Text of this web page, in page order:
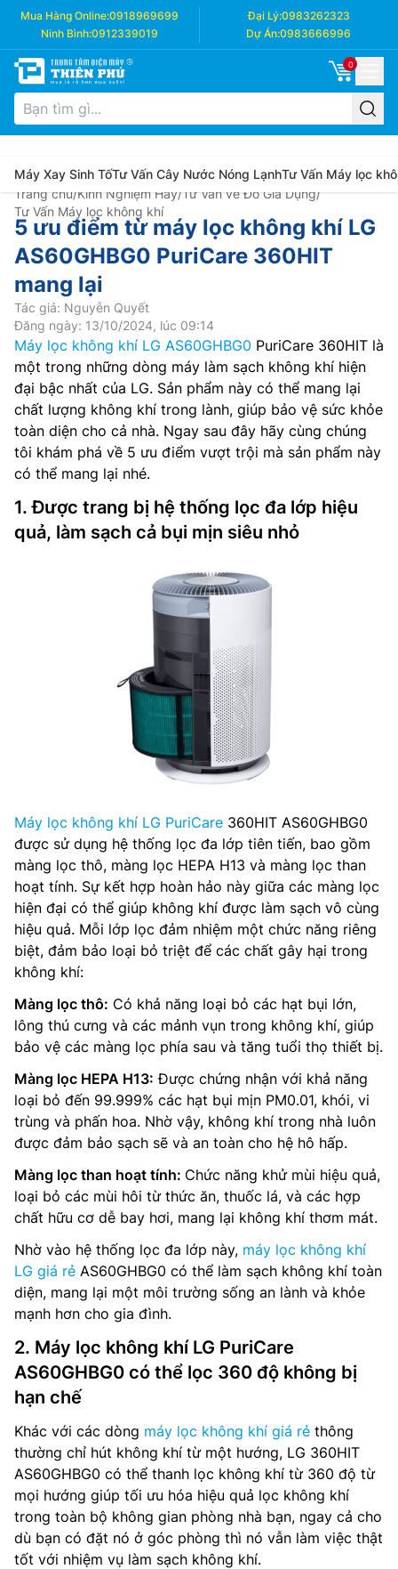
Mua Hàng Online:0918969699 Đại Lý:0983262323
Ninh Bình:0912339019 Dự Án:0983666996
0
Máy Xay Sinh TốTư Vấn Cây Nước Nóng LạnhTư Vấn Máy lọc
Trang chủ/Kinh Nghiệm Hay/Tư Vấn về Đồ Gia Dụng/
Tư Vấn Máy lọc không khí
5 ưu điểm từ máy lọc không khí LG
AS60GHBG0 PuriCare 360HIT
mang lại
Tác giả: Nguyễn Quyết
Đăng ngày: 13/10/2024, lúc 09:14
Máy lọc không khí LG AS60GHBG0 PuriCare 360HIT là
một trong những dòng máy làm sạch không khí hiện
đại bậc nhất của LG. Sản phẩm này có thể mang lại
chất lượng không khí trong lành, giúp bảo vệ sức khỏe
toàn diện cho cả nhà. Ngay sau đây hãy cùng chúng
tôi khám phá về 5 ưu điểm vượt trội mà sản phẩm này
có thể mang lại nhé.
1. Được trang bị hệ thống lọc đa lớp hiệu
quả, làm sạch cả bụi mịn siêu nhỏ
Máy lọc không khí LG PuriCare 360HIT AS60GHBG0
được sử dụng hệ thống lọc đa lớp tiên tiến, bao gồm
màng lọc thô, màng lọc HEPA H13 và màng lọc than
hoạt tính. Sự kết hợp hoàn hảo này giữa các màng lọc
hiện đại có thể giúp không khí được làm sạch vô cùng
hiệu quả. Mỗi lớp lọc đảm nhiệm một chức năng riêng
biệt, đảm bảo loại bỏ triệt để các chất gây hại trong
không khí:
Màng lọc thô: Có khả năng loại bỏ các hạt bụi lớn,
lông thú cưng và các mảnh vụn trong không khí, giúp
bảo vệ các màng lọc phía sau và tăng tuổi thọ thiết bị.
Màng lọc HEPA H13: Được chứng nhận với khả năng
loại bỏ đến 99.999% các hạt bụi mịn PM0.01, khói, vi
trùng và phấn hoa. Nhờ vậy, không khí trong nhà luôn
được đảm bảo sạch sẽ và an toàn cho hệ hô hấp.
Màng lọc than hoạt tính: Chức năng khử mùi hiệu quả,
loại bỏ các mùi hôi từ thức ăn, thuốc lá, và các hợp
chất hữu cơ dễ bay hơi, mang lại không khí thơm mát.
Nhờ vào hệ thống lọc đa lớp này, máy lọc không khí
LG giá rẻ AS60GHBG0 có thể làm sạch không khí toàn
diện, mang lại một môi trường sống an lành và khỏe
mạnh hơn cho gia đình.
2. Máy lọc không khí LG PuriCare
AS60GHBG0 có thể lọc 360 độ không bị
hạn chế
Khác với các dòng máy lọc không khí giá rẻ thông
thường chỉ hút không khí từ một hướng, LG 360HIT
AS60GHBG0 có thể thanh lọc không khí từ 360 độ từ
mọi hướng giúp tối ưu hóa hiệu quả lọc không khí
trong toàn bộ không gian phòng nhà bạn, ngay cả cho
dù bạn có đặt nó ở góc phòng thì nó vẫn làm việc thật
tốt với nhiệm vụ làm sạch không khí.